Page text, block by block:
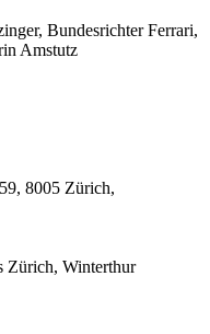
Bundesrichter Ferrari,
Amstutz
8005 Zürich,
Zürich, Winterthur